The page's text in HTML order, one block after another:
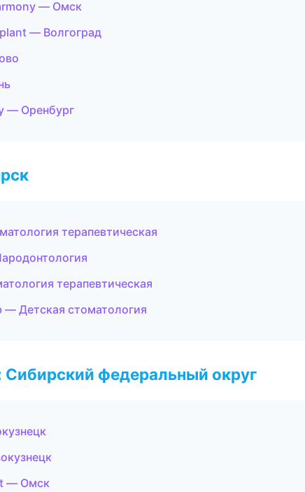
— Омск
— Волгоград
— Оренбург
терапевтическая
терапевтическая
— Детская стоматология
Сибирский федеральный округ
— Омск